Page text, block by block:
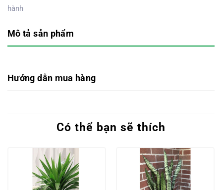
hành
Mô tả sản phẩm
Hướng dẫn mua hàng
Có thể bạn sẽ thích